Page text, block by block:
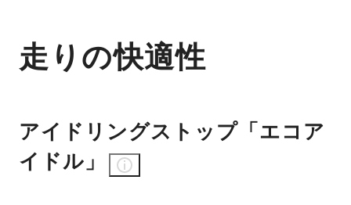
走りの快適性
アイドリングストップ「エコア
イドル」